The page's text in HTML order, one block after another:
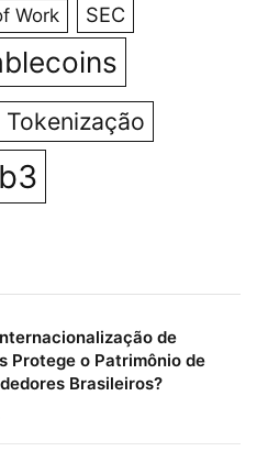
Work SEC
Tokenização
de
Protege o Patrimônio de
Brasileiros?